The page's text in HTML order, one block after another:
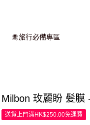
🛅旅行必備專區
Milbon 玫麗盼 髪膜
送貨上門滿HK$250.00免運費